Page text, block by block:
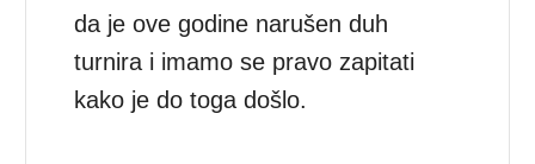
da je ove godine narušen duh
turnira i imamo se pravo zapitati
kako je do toga došlo.